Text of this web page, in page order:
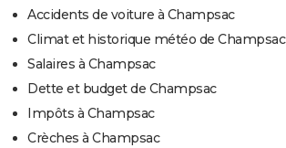
Accidents de voiture à Champsac
Climat et historique météo de Champsac
Salaires à Champsac
Dette et budget de Champsac
Impôts à Champsac
Crèches à Champsac